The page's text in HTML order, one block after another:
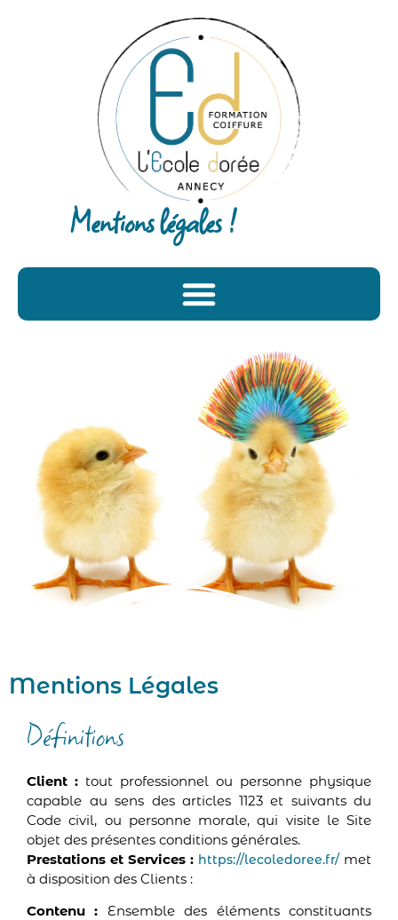
Mentions légales !
Mentions Légales
Définitions
Client : tout professionnel ou personne physique
capable au sens des articles 1123 et suivants du
Code civil, ou personne morale, qui visite le Site
objet des présentes conditions générales.
Prestations et Services : https://lecoledoree.fr/met
à disposition des Clients :
Contenu : Ensemble des éléments constituants